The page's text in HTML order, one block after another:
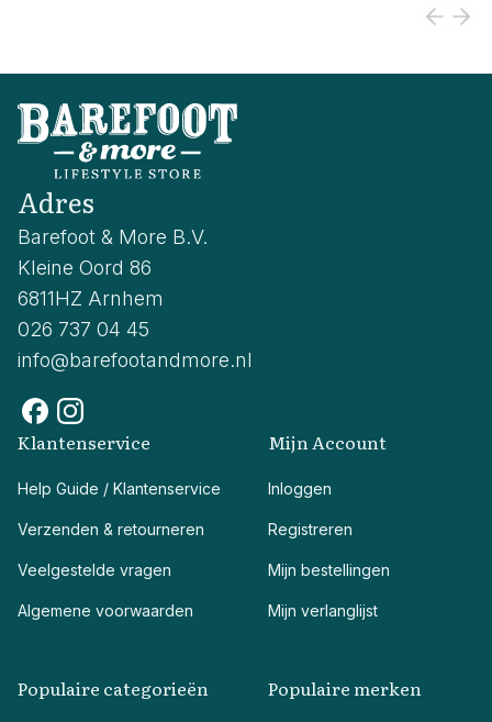
Adres
Barefoot & More B.V.
Kleine Oord 86
6811HZ Arnhem
026 737 04 45
info@barefootandmore.nl
Klantenservice
Help Guide / Klantenservice
Verzenden & retourneren
Veelgestelde vragen
Algemene voorwaarden
Mijn Account
Inloggen
Registreren
Mijn bestellingen
Mijn verlanglijst
Populaire categorieën Populaire merken